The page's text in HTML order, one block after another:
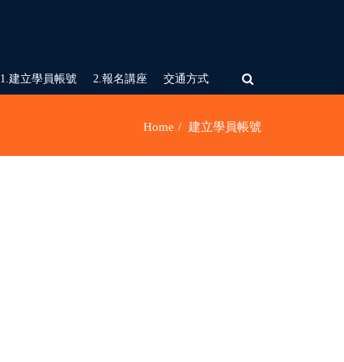
1.建立學員帳號 2.報名講座 交通方式
Home 建立學員帳號